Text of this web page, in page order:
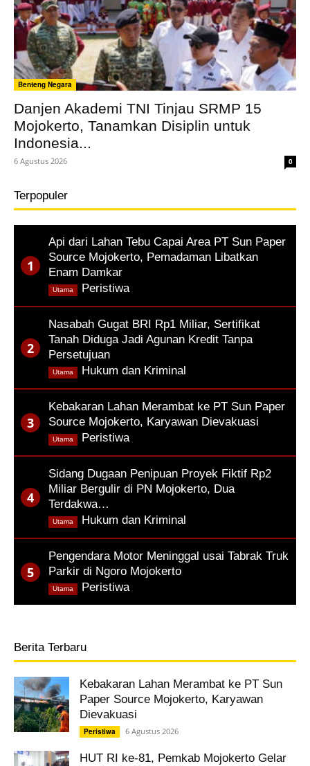
Benteng Negara
Danjen Akademi TNI Tinjau SRMP 15
Mojokerto, Tanamkan Disiplin untuk
Indonesia...
6 Agustus 2026 0
Terpopuler
Api dari Lahan Tebu Capai Area PT Sun Paper
Source Mojokerto, Pemadaman Libatkan
Enam Damkar
Peristiwa,
Utama
Nasabah Gugat BRI Rp1 Miliar, Sertifikat
Tanah Diduga Jadi Agunan Kredit Tanpa
Persetujuan
Hukum dan Kriminal
Utama
Kebakaran Lahan Merambat ke PT Sun Paper
Source Mojokerto, Karyawan Dievakuasi
Peristiwa,
Utama
Sidang Dugaan Penipuan Proyek Fiktif Rp2
Miliar Bergulir di PN Mojokerto, Dua
Terdakwa…
Hukum dan Kriminal
Utama
Pengendara Motor Meninggal usai Tabrak Truk
Parkir di Ngoro Mojokerto
Peristiwa,
Utama
Berita Terbaru
Kebakaran Lahan Merambat ke PT Sun
Paper Source Mojokerto, Karyawan
Dievakuasi
Peristiwa 6 Agustus 2026
HUT RI ke-81, Pemkab Mojokerto Gelar